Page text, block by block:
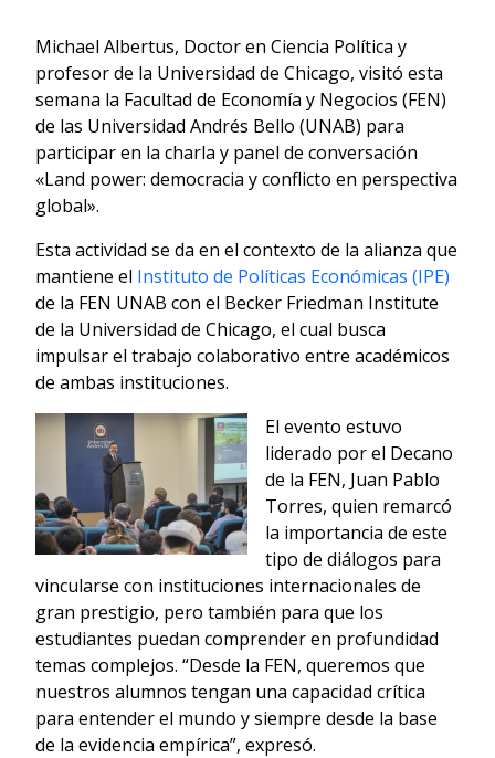
Michael Albertus, Doctor en Ciencia Política y
profesor de la Universidad de Chicago, visitó esta
semana la Facultad de Economía y Negocios (FEN)
de las Universidad Andrés Bello (UNAB) para
participar en la charla y panel de conversación
«Land power: democracia y conflicto en perspectiva
global».
Esta actividad se da en el contexto de la alianza que
mantiene el Instituto de Políticas Económicas (IPE)
de la FEN UNAB con el Becker Friedman Institute
de la Universidad de Chicago, el cual busca
impulsar el trabajo colaborativo entre académicos
de ambas instituciones.
El evento estuvo
liderado por el Decano
de la FEN, Juan Pablo
Torres, quien remarcó
la importancia de este
tipo de diálogos para
vincularse con instituciones internacionales de
gran prestigio, pero también para que los
estudiantes puedan comprender en profundidad
temas complejos. “Desde la FEN, queremos que
nuestros alumnos tengan una capacidad crítica
para entender el mundo y siempre desde la base
de la evidencia empírica”, expresó.